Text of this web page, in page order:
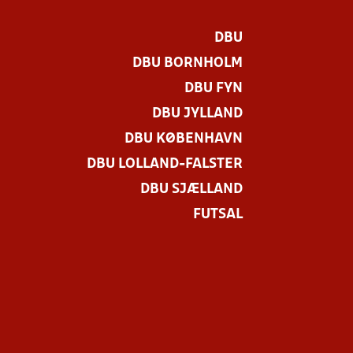
DBU
DBU BORNHOLM
DBU FYN
DBU JYLLAND
DBU KØBENHAVN
DBU LOLLAND-FALSTER
DBU SJÆLLAND
FUTSAL